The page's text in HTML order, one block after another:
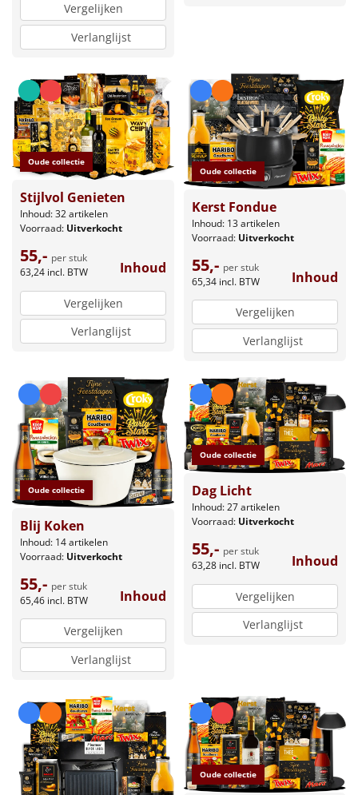
Vergelijken
Verlanglijst
Oude collectie
Stijlvol Genieten
Inhoud: 32 artikelen
Voorraad: Uitverkocht
55,- per stuk
63,24 incl. BTW Inhoud
Vergelijken
Verlanglijst
Oude collectie
Kerst Fondue
Inhoud: 13 artikelen
Voorraad: Uitverkocht
55,- per stuk
65,34 incl. BTW Inhoud
Vergelijken
Verlanglijst
Oude collectie
Blij Koken
Inhoud: 14 artikelen
Voorraad: Uitverkocht
55,- per stuk
65,46 incl. BTW Inhoud
Vergelijken
Verlanglijst
Oude collectie
Dag Licht
Inhoud: 27 artikelen
Voorraad: Uitverkocht
55,- per stuk
63,28 incl. BTW Inhoud
Vergelijken
Verlanglijst
Oude collectie